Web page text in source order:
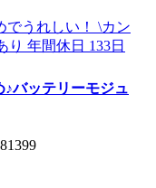
♪バッテリーモジュ